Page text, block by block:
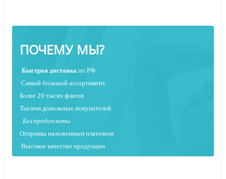
ПОЧЕМУ МЫ?
Быстрая доставка по РФ
Самый большой ассортимент
Более 20 тысяч флагов
Тысячи довольных покупателей
Без предоплаты
Отправка наложенным платежом
Высокое качество продукции